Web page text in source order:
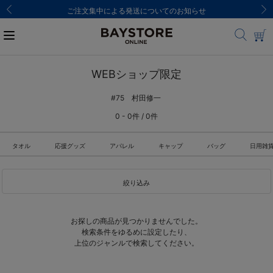
ご注文集中による発送についてのお知らせ
WEBショップ限定
#75 村田修一
0 - 0件 / 0件
タオル 応援グッズ アパレル キャップ バッグ 日用雑
絞り込み
お探しの商品が見つかりませんでした。
検索条件をゆるめに設定したり、
上位のジャンルで検索してください。